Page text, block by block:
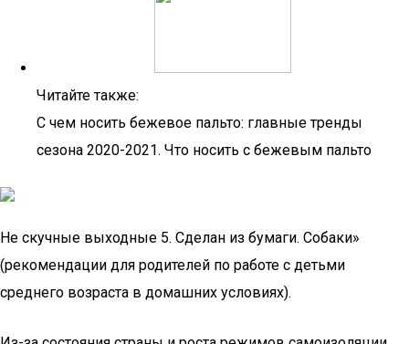
Читайте также:
С чем носить бежевое пальто: главные тренды
сезона 2020-2021. Что носить с бежевым пальто
Не скучные выходные 5. Сделан из бумаги. Собаки»
(рекомендации для родителей по работе с детьми
среднего возраста в домашних условиях).